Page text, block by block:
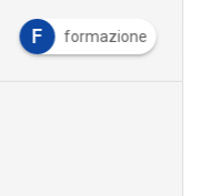
F formazione